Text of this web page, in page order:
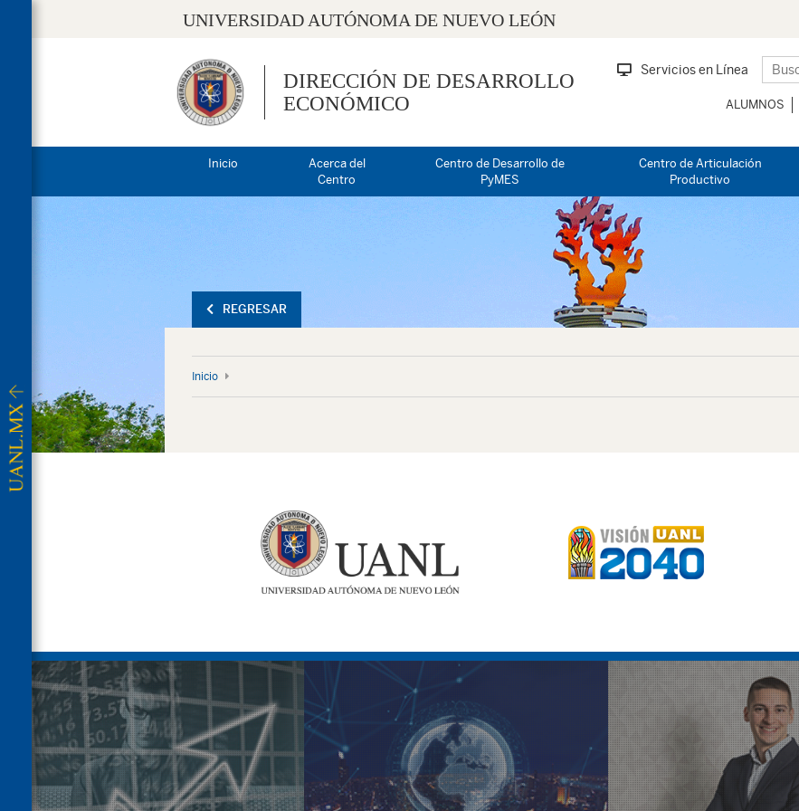
UNIVERSIDAD AUTÓNOMA DE NUEVO LEÓN
DIRECCIÓN DE DESARROLLO
ECONÓMICO
Servicios en Línea
ALUMNOS
Inicio
Acerca del
Centro
Centro de Desarrollo de
PyMES
Centro de Articulación
Productivo
REGRESAR
Inicio